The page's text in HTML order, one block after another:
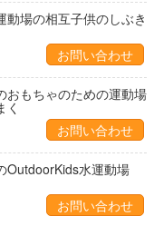
動場の相互子供のしぶき
お問い合わせ
おもちゃのための運動場
く
お問い合わせ
OutdoorKids水運動場
お問い合わせ